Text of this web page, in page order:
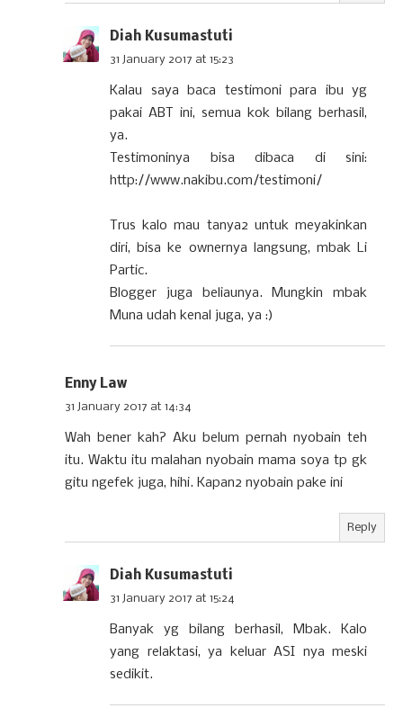
Diah Kusumastuti
31 January 2017 at 15:23
Kalau saya baca testimoni para ibu yg
pakai ABT ini, semua kok bilang berhasil,
ya.
Testimoninya bisa dibaca di sini:
http://www.nakibu.com/testimoni/
Trus kalo mau tanya2 untuk meyakinkan
diri, bisa ke ownernya langsung, mbak Li
Partic.
Blogger juga beliaunya. Mungkin mbak
Muna udah kenal juga, ya :)
Enny Law
31 January 2017 at 14:34
Wah bener kah? Aku belum pernah nyobain teh
itu. Waktu itu malahan nyobain mama soya tp gk
gitu ngefek juga, hihi. Kapan2 nyobain pake ini
Reply
Diah Kusumastuti
31 January 2017 at 15:24
Banyak yg bilang berhasil, Mbak. Kalo
yang relaktasi, ya keluar ASI nya meski
sedikit.